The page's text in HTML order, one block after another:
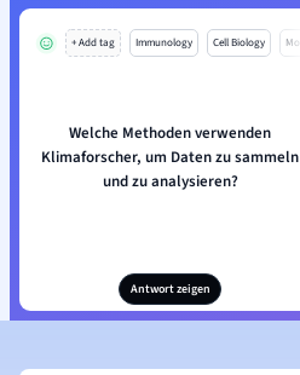
+ Add tag Immunology Cell Biology Mo
Welche Methoden verwenden
Klimaforscher, um Daten zu sammeln
und zu analysieren?
Antwort zeigen